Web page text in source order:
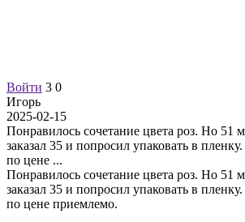
Войти 3 0
Игорь
2025-02-15
Понравилось сочетание цвета роз. Но 51
заказал 35 и попросил упаковать в
по цене ...
Понравилось сочетание цвета роз. Но 51
заказал 35 и попросил упаковать в
по цене приемлемо.